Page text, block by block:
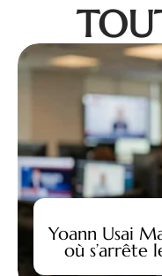
Yoann Usai
où s’arrête